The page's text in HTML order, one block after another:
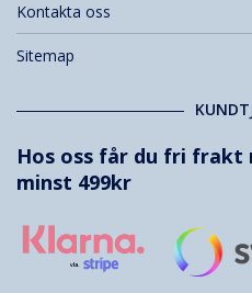
Kontakta oss
Sitemap
Hos oss får du fri frakt
minst 499kr